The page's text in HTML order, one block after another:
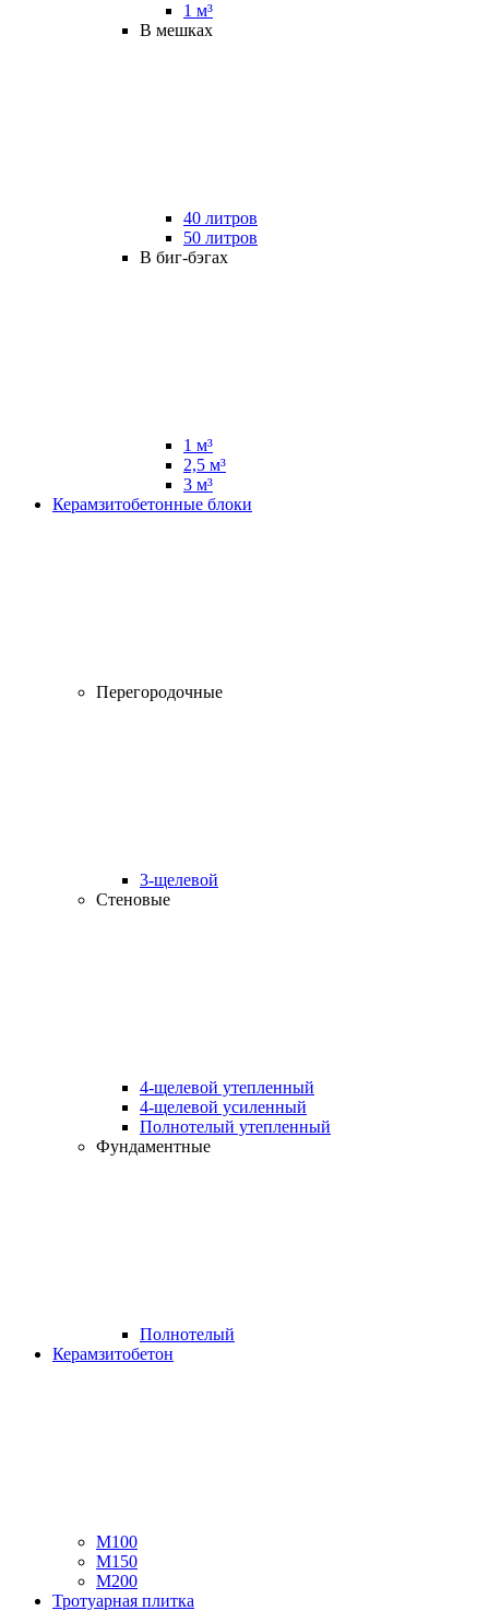
1 м³
В мешках
40 литров
50 литров
В биг-бэгах
1 м³
2,5 м³
3 м³
Керамзитобетонные блоки
Перегородочные
3-щелевой
Стеновые
4-щелевой утепленный
4-щелевой усиленный
Полнотелый утепленный
Фундаментные
Полнотелый
Керамзитобетон
М100
М150
М200
Тротуарная плитка